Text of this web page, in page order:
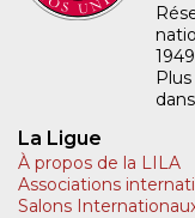
La Ligue
À propos de la LILA
Associations
Salons